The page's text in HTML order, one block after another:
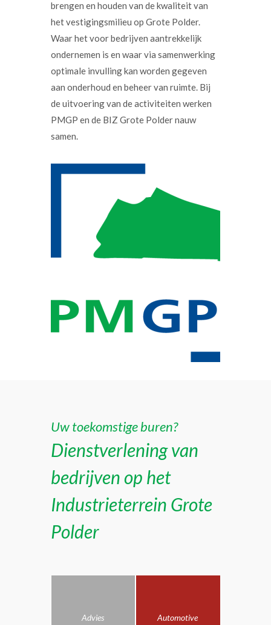
brengen en houden van de kwaliteit van
het vestigingsmilieu op Grote Polder.
Waar het voor bedrijven aantrekkelijk
ondernemen is en waar via samenwerking
optimale invulling kan worden gegeven
aan onderhoud en beheer van ruimte. Bij
de uitvoering van de activiteiten werken
PMGP en de BIZ Grote Polder nauw
samen.
Uw toekomstige buren?
Dienstverlening van
bedrijven op het
Industrieterrein Grote
Polder
Advies Automotive